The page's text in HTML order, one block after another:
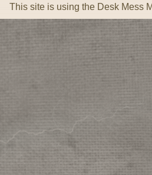
This site is using the Desk Mess